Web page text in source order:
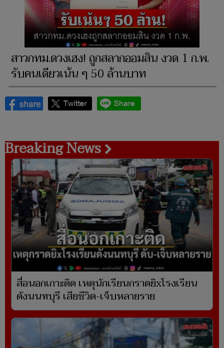
สาวกทม.ดวงเฮง! ถูกสลากออมสิน งวด 1 ก.พ.
รับคนเดียวเน้น ๆ 50 ล้านบาท
Breaking News
สื่อนอกเกาะติด เหตุนักเรียนกราดยิxโรงเรียน
ดังนนทบุรี เสียชีวิต-เจ็บหลายราย